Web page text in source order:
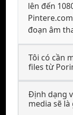
lên đến
đoạn âm
Tôi có cần
files từ
Định dạng
media sẽ là